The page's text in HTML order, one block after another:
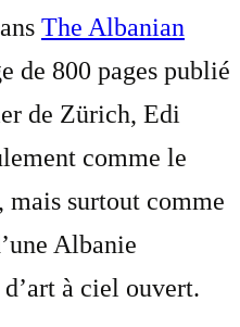
The Albanian
de 800 pages publié
de Zürich, Edi
comme le
mais surtout comme
Albanie
à ciel ouvert.